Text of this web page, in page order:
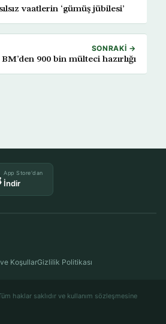
vaatlerin ‘gümüş jübilesi’
SONRAKI →
BM’den 900 bin mülteci hazırlığı
App Store'dan
İndir
KoşullarGizlilik Politikası
haklar saklıdır ve kullanım sözleşmesine